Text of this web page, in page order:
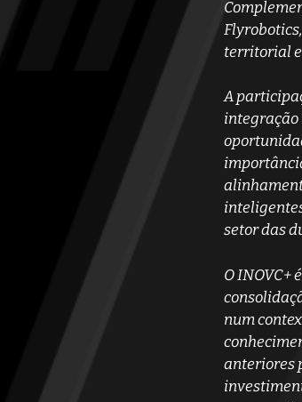
territorial e
A
integração
setor das
O INOVC+
num
anteriores